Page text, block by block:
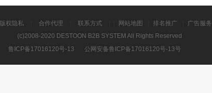
版权隐私 合作代理 联系方式 网站地图 排名推广 广告服务
(c)2008-2020 DESTOON B2B SYSTEM All Rights Reserved
鲁ICP备17016120号-13
公网安备鲁ICP备17016120号-13号